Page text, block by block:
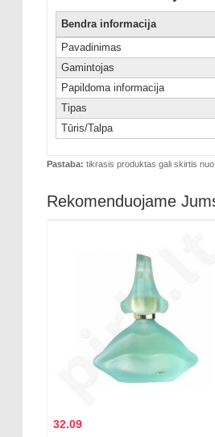
Bendra informacija
Pavadinimas
Gamintojas
Papildoma informacija
Tipas
Tūris/Talpa
Pastaba: tikrasis produktas gali skirtis
Rekomenduojame
32.09